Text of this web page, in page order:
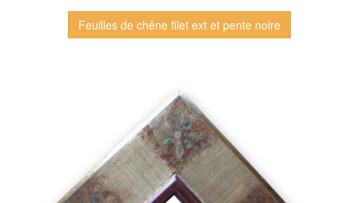
Feuilles de chêne filet ext et pente noire